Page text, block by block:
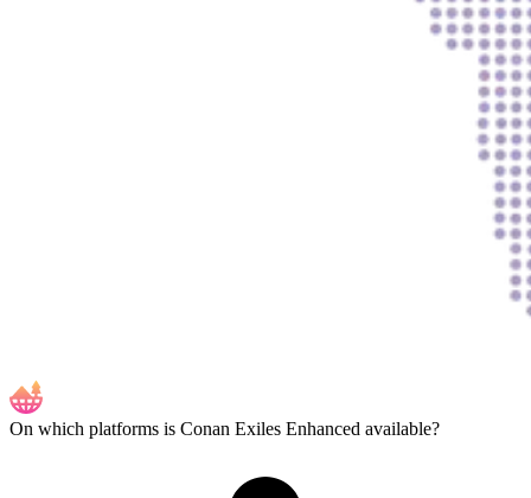
On which platforms is Conan Exiles Enhanced available?